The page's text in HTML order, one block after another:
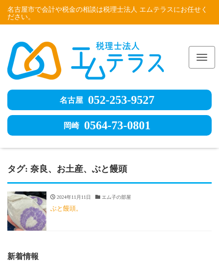
名古屋市で会計や税金の相談は税理士法人 エムテラスにお任せく
ださい。
名古屋 052-253-9527
岡崎 0564-73-0801
タグ: 奈良、お土産、ぶと饅頭
2024年11月11日 エム子の部屋
ぶと饅頭。
新着情報